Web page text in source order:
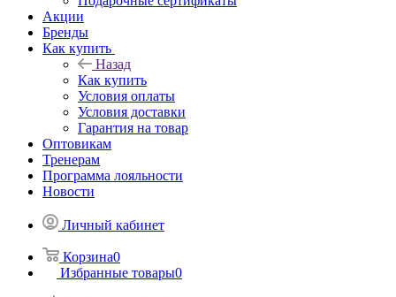
Акции
Бренды
Как купить
Назад
Как купить
Условия оплаты
Условия доставки
Гарантия на товар
Оптовикам
Тренерам
Программа лояльности
Новости
Личный кабинет
Корзина0
Избранные товары0